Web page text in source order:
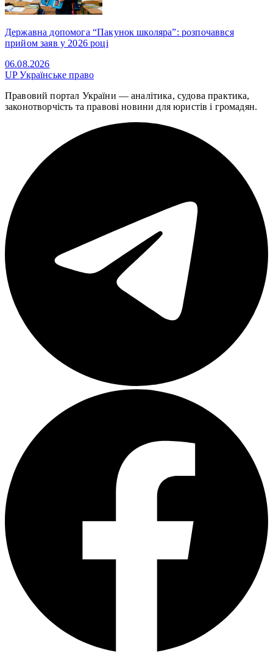
Державна допомога “Пакунок школяра”: розпочаввся
прийом заяв у 2026 році
06.08.2026
UPУкраїнське право
Правовий портал України — аналітика, судова практика,
законотворчість та правові новини для юристів і громадян.